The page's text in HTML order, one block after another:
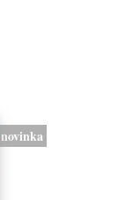
novinka